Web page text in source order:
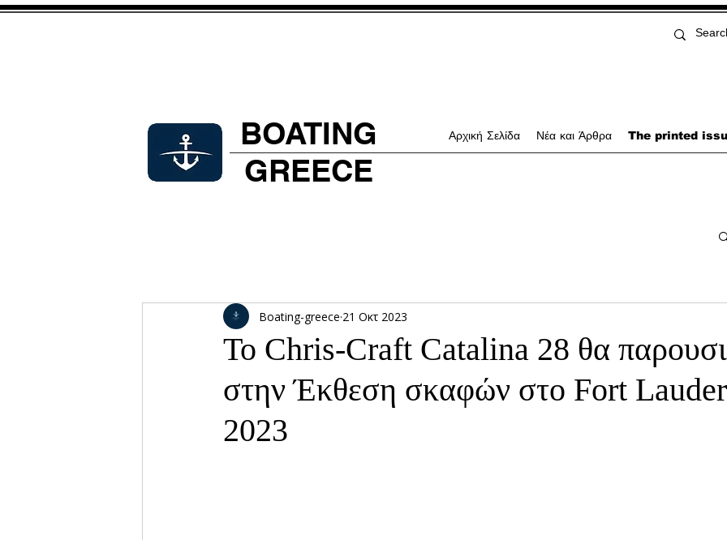
BOATING
GREECE
Αρχική Σελίδα Νέα και Άρθρα The printed
Το Chris-Craft Catalina 28 θα
στην Έκθεση σκαφών στο Fort
2023
Boating-greece 21 Οκτ 2023